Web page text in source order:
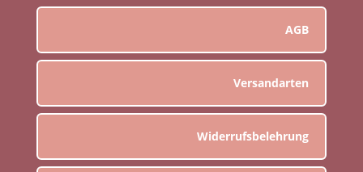
AGB
Versandarten
Widerrufsbelehrung